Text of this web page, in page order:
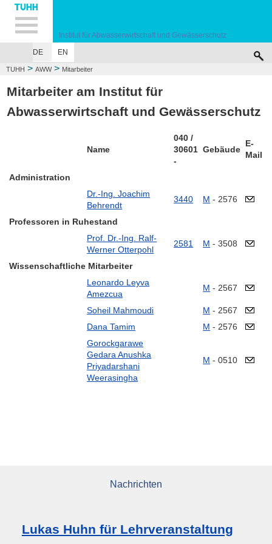
Hauptnavigation
Unternavigation
Inhalt
Suche
Institut für Abwasserwirtschaft und Gewässerschutz
DE
EN PUBLIKATIONEN
TUHH > AWW> Mitarbeiter
Mitarbeiter am Institut für
Abwasserwirtschaft und Gewässerschutz
Name
040 /
30601
-
Gebäude
E-
Mail
Administration
Dr.-Ing. Joachim
Behrendt
3440 M - 2576
Professoren in Ruhestand
Prof. Dr.-Ing. Ralf-
Werner Otterpohl
2581 M - 3508
Wissenschaftliche Mitarbeiter
Leonardo Leyva
Amezcua
M - 2567
Soheil Mahmoudi M - 2567
Dana Tamim
M - 2576
Gorockgarawe
Gedara Anushka
Priyadarshani
Weerasingha
M - 0510
Nachrichten
Lukas Huhn für Lehrveranstaltung